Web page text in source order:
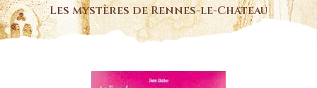
Les mystères de Rennes-le-Chateau